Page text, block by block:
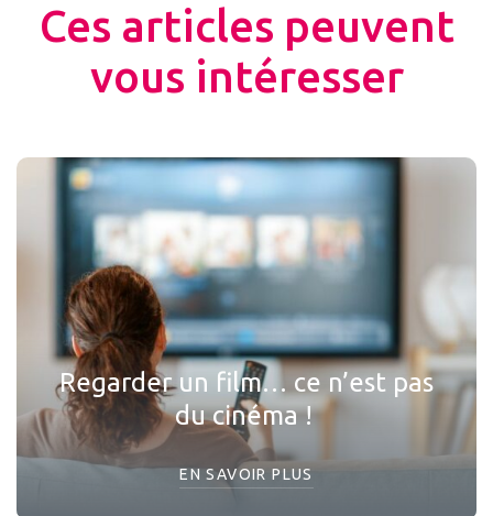
Ces articles peuvent
vous intéresser
Regarder un film… ce n’est pas
du cinéma !
EN SAVOIR PLUS